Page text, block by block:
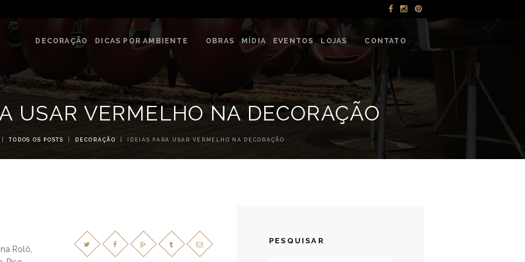
DECORAÇÃO DICAS POR AMBIENTE OBRAS MÍDIA EVENTOS LOJAS CONTATO
USAR VERMELHO NA DECORAÇÃO
TODOS OS POSTS DECORAÇÃO IDEIAS PARA USAR VERMELHO NA DECORAÇÃO
& DECORE - ATELIÊ REVESTIMENTOS
Blog com dicas de decorações e interiores.
DECORAÇÃO
DICAS POR
AMBIENTE
OBRAS
EVENTOS
Rolô,
PESQUISAR